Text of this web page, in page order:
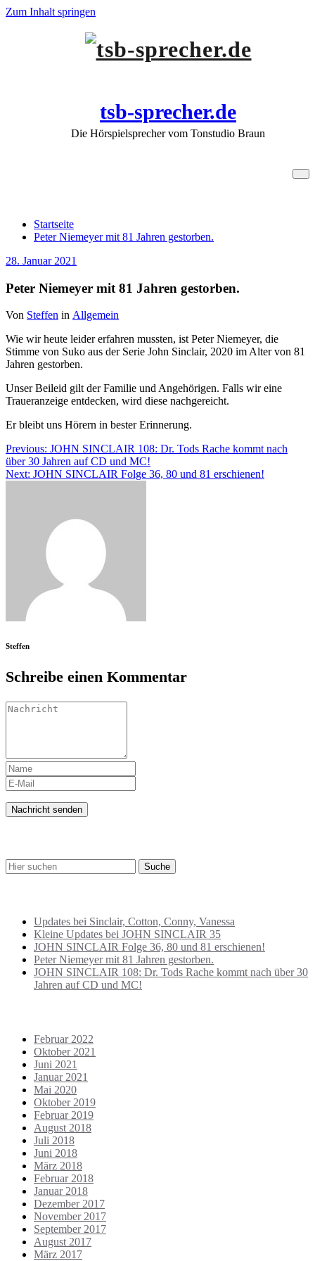
Zum Inhalt springen
tsb-sprecher.de
Die Hörspielsprecher vom Tonstudio Braun
Startseite
Peter Niemeyer mit 81 Jahren gestorben.
28. Januar 2021
Peter Niemeyer mit 81 Jahren gestorben.
Von Steffen in Allgemein
Wie wir heute leider erfahren mussten, ist Peter Niemeyer, die
Stimme von Suko aus der Serie John Sinclair, 2020 im Alter von 81
Jahren gestorben.
Unser Beileid gilt der Familie und Angehörigen. Falls wir eine
Traueranzeige entdecken, wird diese nachgereicht.
Er bleibt uns Hörern in bester Erinnerung.
Beitragsnavigation
Previous: JOHN SINCLAIR 108: Dr. Tods Rache kommt nach
über 30 Jahren auf CD und MC!
Next: JOHN SINCLAIR Folge 36, 80 und 81 erschienen!
Steffen
Schreibe einen Kommentar
Updates bei Sinclair, Cotton, Conny, Vanessa
Kleine Updates bei JOHN SINCLAIR 35
JOHN SINCLAIR Folge 36, 80 und 81 erschienen!
Peter Niemeyer mit 81 Jahren gestorben.
JOHN SINCLAIR 108: Dr. Tods Rache kommt nach über 30
Jahren auf CD und MC!
Februar 2022
Oktober 2021
Juni 2021
Januar 2021
Mai 2020
Oktober 2019
Februar 2019
August 2018
Juli 2018
Juni 2018
März 2018
Februar 2018
Januar 2018
Dezember 2017
November 2017
September 2017
August 2017
März 2017